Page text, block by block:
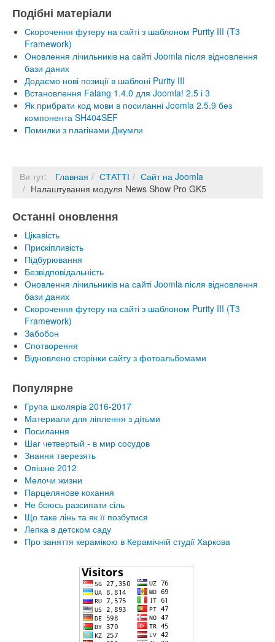
Подібні матеріали
Скорочення футеру на сайті з шаблоном Purity III (T3
Framework)
Оновлення лічильників на сайті Joomla після відновлення
бази даних
Додаємо нові позиції в шаблоні Purity III
Встановлення Falang 1.4.0 для Joomla! 2.5 і 3
Як прибрати код мови в посиланні Joomla 2.5.9 без
компонента SH404SEF
Помилки з плагінами Джумли
Ви тут: Главная СТАТТІ
Сайт на Joomla
Налаштування модуля News Show Pro GK5
Останні оновлення
Цікавість
Прискіпливість
Підбурювання
Безвідповідальність
Оновлення лічильників на сайті Joomla після відновлення
бази даних
Скорочення футеру на сайті з шаблоном Purity III (T3
Framework)
Забобон
Спотворення
Відновлено сторінки сайту з фотоальбомами
Популярне
Група школярів 2016-2017
Материали для ліплення з дітьми
Посилання
Шаг четвертый - в мир сосудов
Знання тверезять
Опішне 2012
Мелочи жизни
Парцелянове кохання
Не боюсь разсипати сіль
Що таке лінь та як її позбутися
Лепка в детском саду
Про заняття керамікою в Керамічній студії Харкова